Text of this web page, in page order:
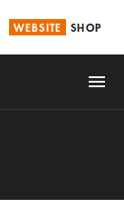
WEBSITE SHOP